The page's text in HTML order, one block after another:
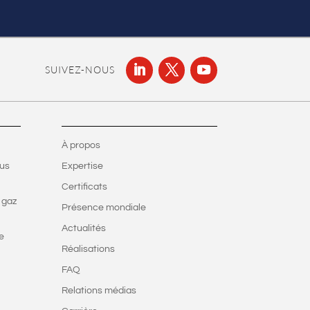
SUIVEZ-NOUS
À propos
Expertise
Certificats
Présence mondiale
Actualités
Réalisations
FAQ
Relations médias